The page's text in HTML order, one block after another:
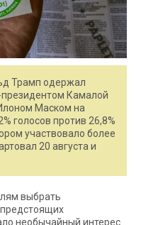
Трамп одержал
Камалой
Маском на
голосов против 26,8%
участвовало более
20 августа и
выбрать
необычайный интерес